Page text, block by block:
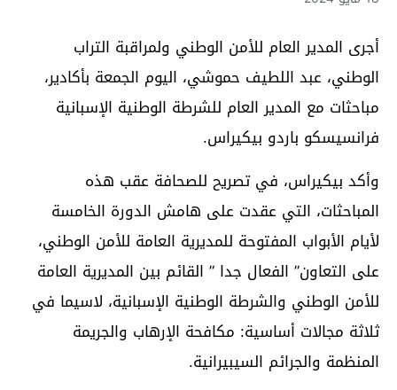
أجرى المدير العام للأمن الوطني ولمراقبة التراب
الوطني، عبد اللطيف حموشي، اليوم الجمعة بأكادير،
مباحثات مع المدير العام للشرطة الوطنية الإسبانية
فرانسيسكو باردو بيكيراس.
وأكد بيكيراس، في تصريح للصحافة عقب هذه
المباحثات، التي عقدت على هامش الدورة الخامسة
لأيام الأبواب المفتوحة للمديرية العامة للأمن الوطني،
على التعاون” الفعال جدا ” القائم بين المديرية العامة
للأمن الوطني والشرطة الوطنية الإسبانية، لاسيما في
ثلاثة مجالات أساسية: مكافحة الإرهاب والجريمة
المنظمة والجرائم السيبيرانية.